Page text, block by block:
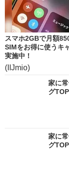
スマホ2GBで月額
SIMをお得に使うキ
実施中！
(IIJmio)
家に
グ
家に
グ